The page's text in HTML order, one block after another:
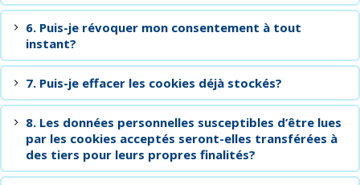
6. Puis-je révoquer mon consentement à tout
instant?
7. Puis-je effacer les cookies déjà stockés?
8. Les données personnelles susceptibles d’être lues
par les cookies acceptés seront-elles transférées à
des tiers pour leurs propres finalités?